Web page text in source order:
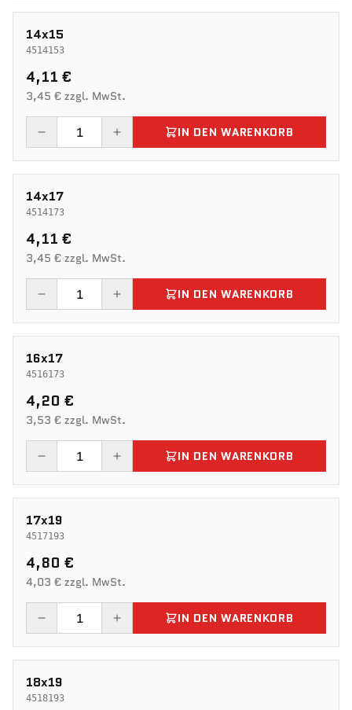
14x15
4514153
4,11 €
3,45 € zzgl. MwSt.
IN DEN WARENKORB
14x17
4514173
4,11 €
3,45 € zzgl. MwSt.
IN DEN WARENKORB
16x17
4516173
4,20 €
3,53 € zzgl. MwSt.
IN DEN WARENKORB
17x19
4517193
4,80 €
4,03 € zzgl. MwSt.
IN DEN WARENKORB
18x19
4518193